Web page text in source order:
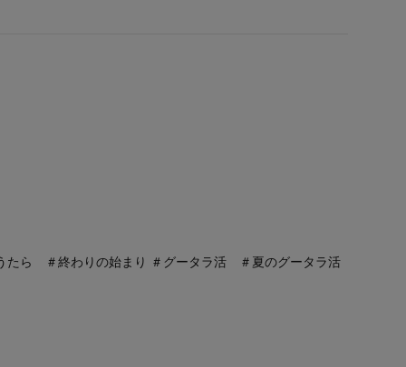
ら ＃終わりの始まり ＃グータラ活 ＃夏のグータラ活